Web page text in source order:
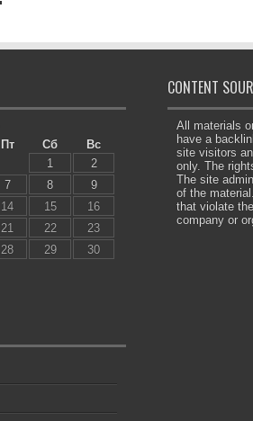
Пт Сб
Вс
1
2
7 8
9
14 15
16
21 22
23
28 29
30
CONTENT
All materials
have a
site visitors
only. The
The site
of the
that violate
company or